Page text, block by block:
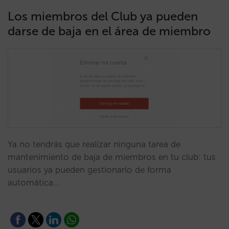
Los miembros del Club ya pueden
darse de baja en el área de miembro
Ya no tendrás que realizar ninguna tarea de
mantenimiento de baja de miembros en tu club: tus
usuarios ya pueden gestionarlo de forma
automática…